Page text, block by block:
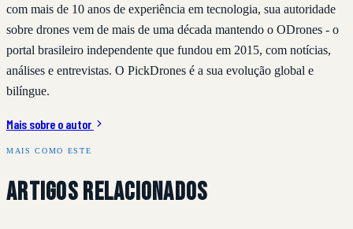
com mais de 10 anos de experiência em tecnologia, sua autoridade
sobre drones vem de mais de uma década mantendo o ODrones - o
portal brasileiro independente que fundou em 2015, com notícias,
análises e entrevistas. O PickDrones é a sua evolução global e
bilíngue.
Mais sobre o autor
MAIS COMO ESTE
Artigos Relacionados